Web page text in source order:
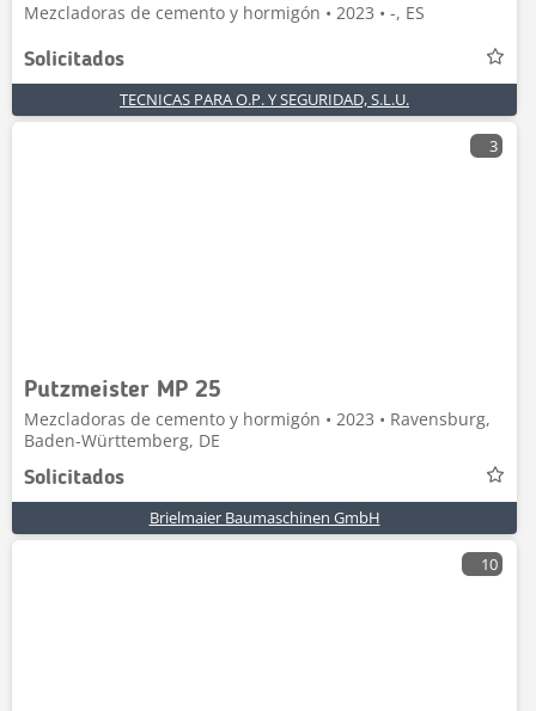
Mezcladoras de cemento y hormigón • 2023 • -, ES
Solicitados
TECNICAS PARA O.P. Y SEGURIDAD, S.L.U.
3
Putzmeister MP 25
Mezcladoras de cemento y hormigón • 2023 • Ravensburg,
Baden-Württemberg, DE
Solicitados
Brielmaier Baumaschinen GmbH
10